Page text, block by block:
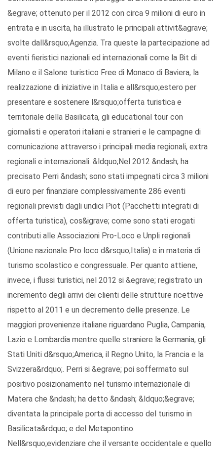
&egrave; ottenuto per il 2012 con circa 9 milioni di euro in
entrata e in uscita, ha illustrato le principali attivit&agrave;
svolte dall&rsquo;Agenzia. Tra queste la partecipazione ad
eventi fieristici nazionali ed internazionali come la Bit di
Milano e il Salone turistico Free di Monaco di Baviera, la
realizzazione di iniziative in Italia e all&rsquo;estero per
presentare e sostenere l&rsquo;offerta turistica e
territoriale della Basilicata, gli educational tour con
giornalisti e operatori italiani e stranieri e le campagne di
comunicazione attraverso i principali media regionali, extra
regionali e internazionali. &ldquo;Nel 2012 &ndash; ha
precisato Perri &ndash; sono stati impegnati circa 3 milioni
di euro per finanziare complessivamente 286 eventi
regionali previsti dagli undici Piot (Pacchetti integrati di
offerta turistica), cos&igrave; come sono stati erogati
contributi alle Associazioni Pro-Loco e Unpli regionali
(Unione nazionale Pro loco d&rsquo;Italia) e in materia di
turismo scolastico e congressuale. Per quanto attiene,
invece, i flussi turistici, nel 2012 si &egrave; registrato un
incremento degli arrivi dei clienti delle strutture ricettive
rispetto al 2011 e un decremento delle presenze. Le
maggiori provenienze italiane riguardano Puglia, Campania,
Lazio e Lombardia mentre quelle straniere la Germania, gli
Stati Uniti d&rsquo;America, il Regno Unito, la Francia e la
Svizzera&rdquo;. Perri si &egrave; poi soffermato sul
positivo posizionamento nel turismo internazionale di
Matera che &ndash; ha detto &ndash; &ldquo;&egrave;
diventata la principale porta di accesso del turismo in
Basilicata&rdquo; e del Metapontino.
Nell&rsquo;evidenziare che il versante occidentale e quello